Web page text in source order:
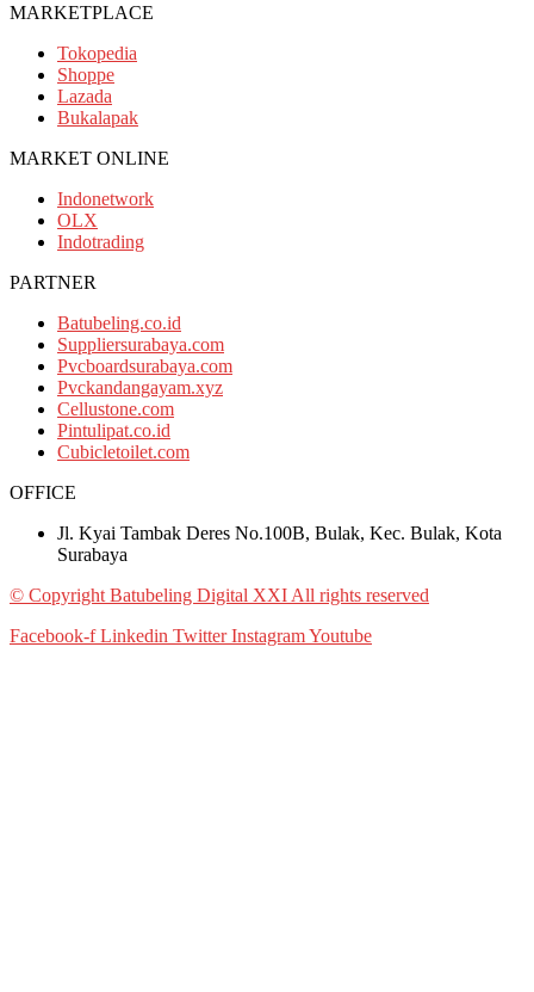
MARKETPLACE
Tokopedia
Shoppe
Lazada
Bukalapak
MARKET ONLINE
Indonetwork
OLX
Indotrading
PARTNER
Batubeling.co.id
Suppliersurabaya.com
Pvcboardsurabaya.com
Pvckandangayam.xyz
Cellustone.com
Pintulipat.co.id
Cubicletoilet.com
OFFICE
Jl. Kyai Tambak Deres No.100B, Bulak, Kec. Bulak, Kota
Surabaya
© Copyright Batubeling Digital XXI All rights reserved
Facebook-f Linkedin Twitter InstagramYoutube